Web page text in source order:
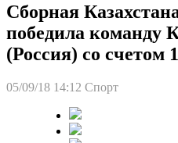
Сборная
победила команду
(Россия) со счетом
05/09/18 14:12 Спорт